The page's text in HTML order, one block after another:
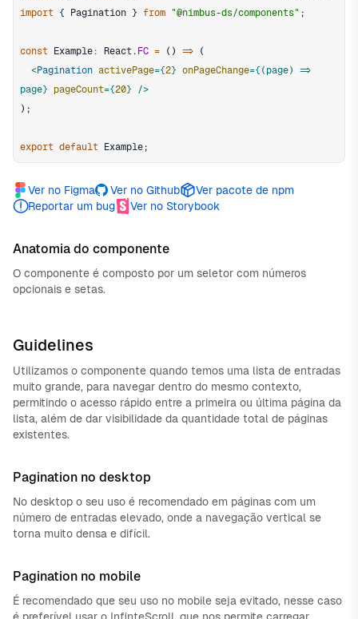
import { Pagination } from "@nimbus-ds/components" ;
const Example: React. FC = ( ) =>
(
<Pagination activePage={2} onPageChange={ ( page)
=>
page} pageCount={20}
/>
) ;
export default Example;
Ver no Figma Ver no Github
Ver pacote de npm
Reportar um bug
Ver no Storybook
Anatomia do componente
O componente é composto por um seletor com números
opcionais e setas.
Guidelines
Utilizamos o componente quando temos uma lista de entradas
muito grande, para navegar dentro do mesmo contexto,
permitindo o acesso rápido entre a primeira ou última página da
lista, além de dar visibilidade da quantidade total de páginas
existentes.
Pagination no desktop
No desktop o seu uso é recomendado em páginas com um
número de entradas elevado, onde a navegação vertical se
torna muito densa e difícil.
Pagination no mobile
É recomendado que seu uso no mobile seja evitado, nesse caso